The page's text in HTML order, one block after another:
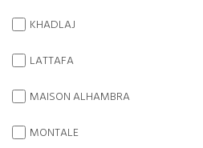
KHADLAJ
LATTAFA
MAISON ALHAMBRA
MONTALE